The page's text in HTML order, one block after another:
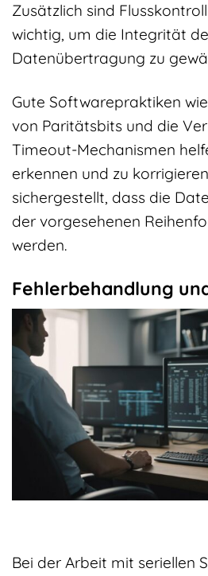
Zusätzlich sind
wichtig, um die Integrität
Datenübertragung zu
Gute Softwarepraktiken
von Paritätsbits und die
Timeout-Mechanismen
erkennen und zu
sichergestellt, dass die
der vorgesehenen
werden.
Fehlerbehandlung
Bei der Arbeit mit seriellen